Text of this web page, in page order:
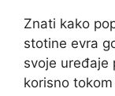
Znati kako
stotine evra
svoje uređaje
korisno